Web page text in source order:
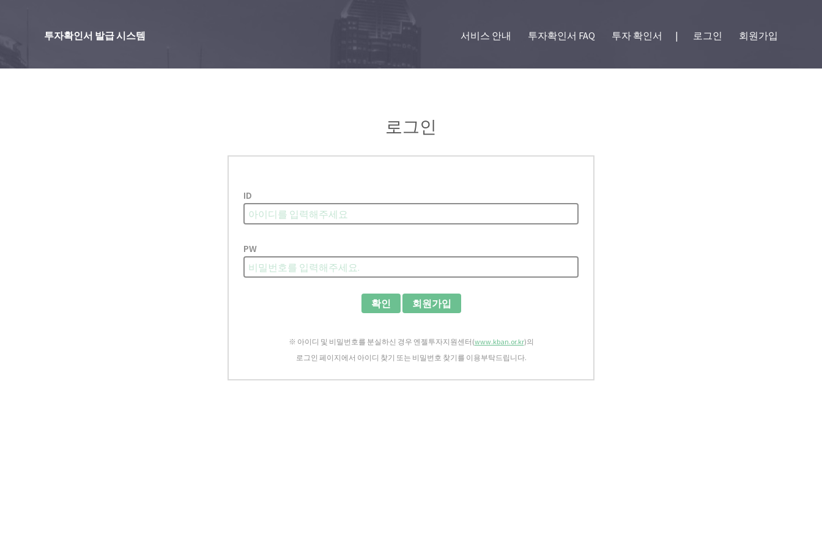
투자확인서 발급 시스템 서비스 안내 투자확인서 FAQ 투자 확인서 | 로그인 회원가입
로그인
ID
PW
확인 회원가입
※ 아이디 및 비밀번호를 분실하신 경우 엔젤투자지원센터(www.kban.or.kr)의
로그인 페이지에서 아이디 찾기 또는 비밀번호 찾기를 이용부탁드립니다.